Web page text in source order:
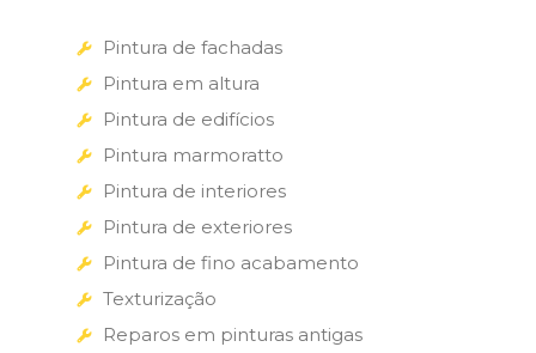
Pintura de fachadas
Pintura em altura
Pintura de edifícios
Pintura marmoratto
Pintura de interiores
Pintura de exteriores
Pintura de fino acabamento
Texturização
Reparos em pinturas antigas